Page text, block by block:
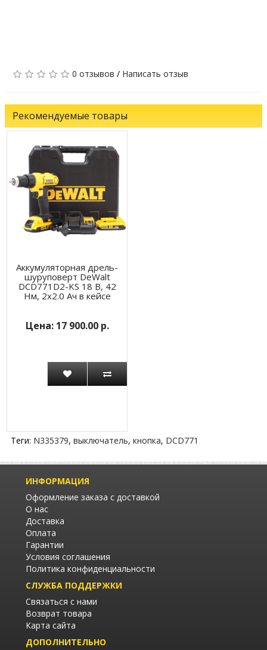
0 отзывов / Написать отзыв
Рекомендуемые товары
Аккумуляторная дрель-
шуруповерт DeWalt
DCD771D2-KS 18 В, 42
Нм, 2x2.0 Ач в кейсе
17 900.00 р.
Теги: N335379, выключатель, кнопка, DCD771
ИНФОРМАЦИЯ
Оформление заказа с доставкой
О нас
Доставка
Оплата
Гарантии
Условия соглашения
Политика конфиденциальности
СЛУЖБА ПОДДЕРЖКИ
Связаться с нами
Возврат товара
Карта сайта
ДОПОЛНИТЕЛЬНО